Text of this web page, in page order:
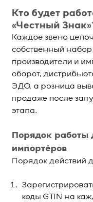
Кто будет
«Честный
Каждое звено
собственный
производители и
оборот,
ЭДО, а розница
продаже после
этапа.
Порядок работы
импортёров
Порядок действий
коды GTIN на